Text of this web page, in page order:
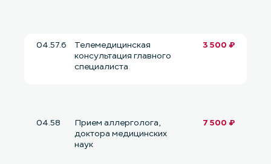
04.57.6
Телемедицинская
консультация главного
специалиста
3 500 ₽
04.58
Прием аллерголога,
доктора медицинских
наук
7 500 ₽